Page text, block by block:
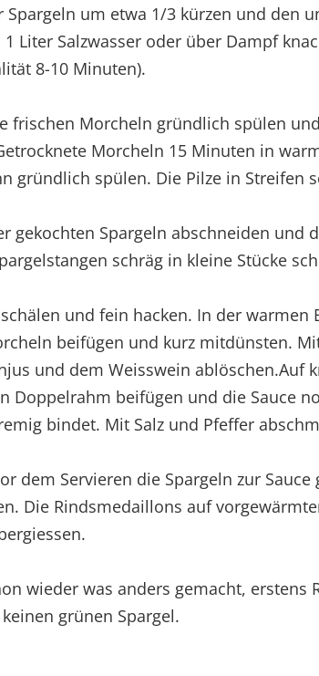
Spargeln um etwa 1/3 kürzen und den
Liter Salzwasser oder über Dampf
8-10 Minuten).
frischen Morcheln gründlich spülen
Morcheln 15 Minuten in
gründlich spülen. Die Pilze in Streifen
gekochten Spargeln abschneiden und
schräg in kleine Stücke
und fein hacken. In der warmen
beifügen und kurz mitdünsten.
und dem Weisswein ablöschen.Auf
Doppelrahm beifügen und die Sauce
bindet. Mit Salz und Pfeffer
dem Servieren die Spargeln zur Sauce
Die Rindsmedaillons auf
wieder was anders gemacht, erstens
grünen Spargel.